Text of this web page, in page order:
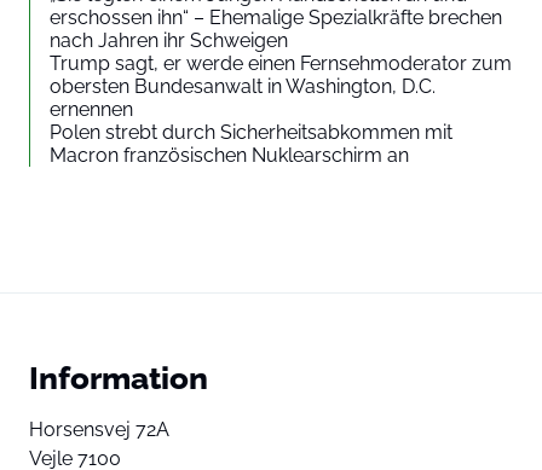
erschossen ihn“ – Ehemalige Spezialkräfte brechen
nach Jahren ihr Schweigen
Trump sagt, er werde einen Fernsehmoderator zum
obersten Bundesanwalt in Washington, D.C.
ernennen
Polen strebt durch Sicherheitsabkommen mit
Macron französischen Nuklearschirm an
Information
Horsensvej 72A
Vejle 7100